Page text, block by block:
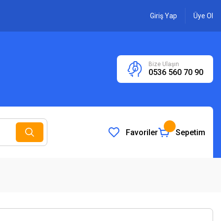
Giriş Yap Üye Ol
Bize Ulaşın
0536 560 70 90
Favoriler Sepetim